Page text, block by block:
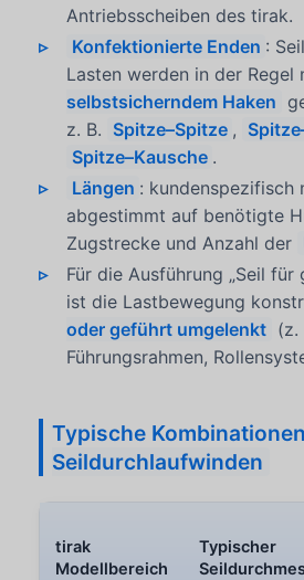
Antriebsscheiben des tirak.
Konfektionierte Enden :
Lasten werden in der Regel
selbstsicherndem Haken
z. B. Spitze–Spitze ,
Spitze–Kausche .
Längen : kundenspezifisch
abgestimmt auf benötigte
Zugstrecke und Anzahl der
Für die Ausführung „Seil für
ist die Lastbewegung
oder geführt umgelenkt (z.
Führungsrahmen,
Typische
Seildurchlaufwinden
tirak
Modellbereich
Typischer